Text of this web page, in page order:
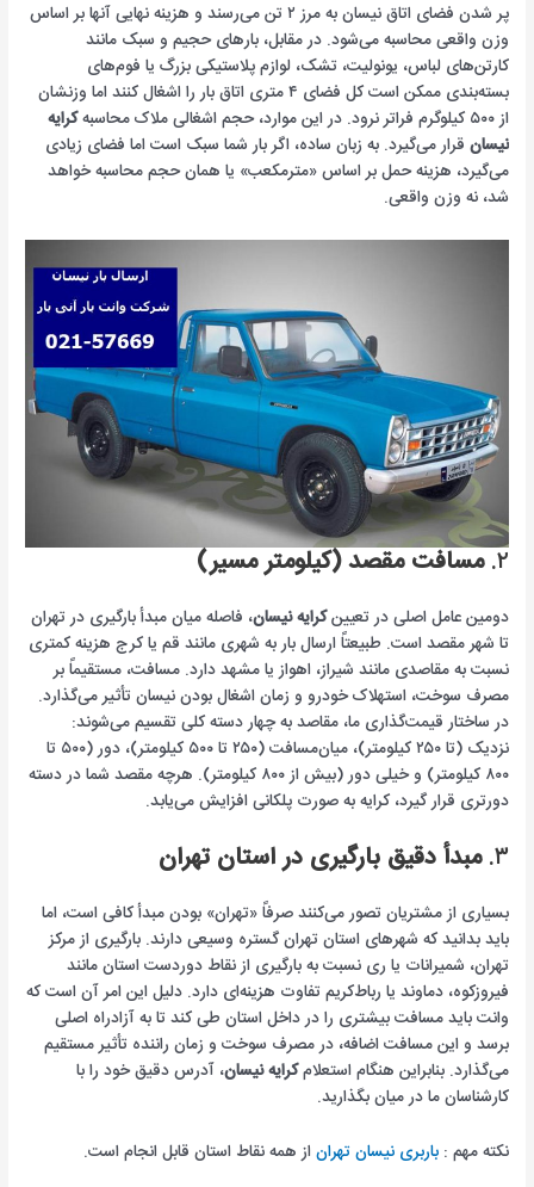
پر شدن فضای اتاق نیسان به مرز ۲ تن می‌رسند و هزینه نهایی آنها بر اساس
وزن واقعی محاسبه می‌شود. در مقابل، بارهای حجیم و سبک مانند
کارتن‌های لباس، یونولیت، تشک، لوازم پلاستیکی بزرگ یا فوم‌های
بسته‌بندی ممکن است کل فضای ۴ متری اتاق بار را اشغال کنند اما وزنشان
از ۵۰۰ کیلوگرم فراتر نرود. در این موارد، حجم اشغالی ملاک محاسبه
کرایه
نیسان قرار می‌گیرد. به زبان ساده، اگر بار شما سبک است اما فضای زیادی
می‌گیرد، هزینه حمل بر اساس «مترمکعب» یا همان حجم محاسبه خواهد
شد، نه وزن واقعی.
۲. مسافت مقصد (کیلومتر مسیر)
دومین عامل اصلی در تعیینکرایه نیسان، فاصله میان مبدأ بارگیری در تهران
تا شهر مقصد است. طبیعتاً ارسال بار به شهری مانند قم یا کرج هزینه کمتری
نسبت به مقاصدی مانند شیراز، اهواز یا مشهد دارد. مسافت، مستقیماً بر
مصرف سوخت، استهلاک خودرو و زمان اشغال بودن نیسان تأثیر می‌گذارد.
در ساختار قیمت‌گذاری ما، مقاصد به چهار دسته کلی تقسیم می‌شوند:
نزدیک (تا ۲۵۰ کیلومتر)، میان‌مسافت (۲۵۰ تا ۵۰۰ کیلومتر)، دور (۵۰۰ تا
۸۰۰ کیلومتر) و خیلی دور (بیش از ۸۰۰ کیلومتر). هرچه مقصد شما در دسته
دورتری قرار گیرد، کرایه به صورت پلکانی افزایش می‌یابد.
۳. مبدأ دقیق بارگیری در استان تهران
بسیاری از مشتریان تصور می‌کنند صرفاً «تهران» بودن مبدأ کافی است، اما
باید بدانید که شهرهای استان تهران گستره وسیعی دارند. بارگیری از مرکز
تهران، شمیرانات یا ری نسبت به بارگیری از نقاط دوردست استان مانند
فیروزکوه، دماوند یا رباط‌کریم تفاوت هزینه‌ای دارد. دلیل این امر آن است که
وانت باید مسافت بیشتری را در داخل استان طی کند تا به آزادراه اصلی
برسد و این مسافت اضافه، در مصرف سوخت و زمان راننده تأثیر مستقیم
می‌گذارد. بنابراین هنگام استعلامکرایه نیسان، آدرس دقیق خود را با
کارشناسان ما در میان بگذارید.
نکته مهم :باربری نیسان تهران از همه نقاط استان قابل انجام است.